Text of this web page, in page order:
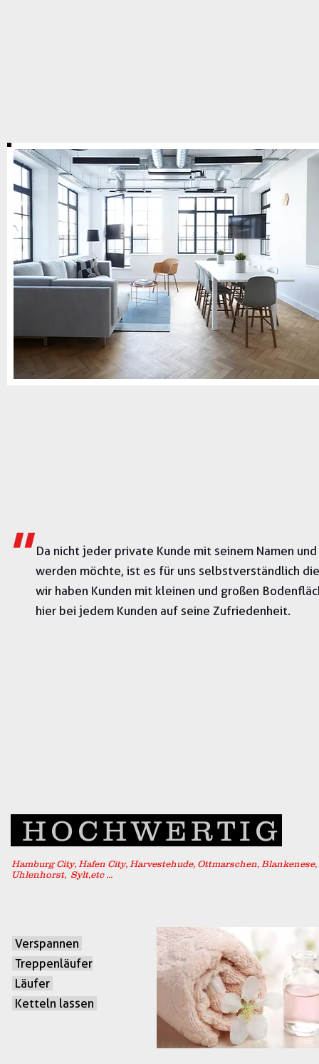
Da nicht jeder private Kunde mit seinem Namen
werden möchte, ist es für uns selbstverständlich
wir haben Kunden mit kleinen und großen
hier bei jedem Kunden auf seine Zufriedenheit.
"
HOCHWERTIG
Verspannen
Treppenläufer
Läufer
Ketteln lassen
Hamburg City, Hafen City, Harvestehude, Ottmarschen, Blankenese,
Uhlenhorst, Sylt,etc ...